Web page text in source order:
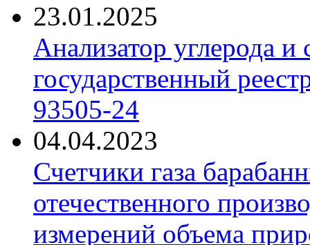
23.01.2025
Анализатор углерода
государственный
93505-24
04.04.2023
Счетчики газа
отечественного
измерений объема